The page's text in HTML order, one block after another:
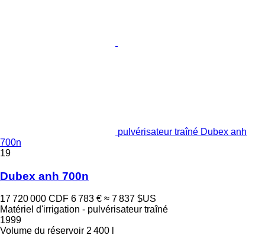
pulvérisateur traîné Dubex anh
700n
19
Dubex anh 700n
17 720 000 CDF 6 783 € ≈ 7 837 $US
Matériel d'irrigation - pulvérisateur traîné
1999
Volume du réservoir 2 400 l